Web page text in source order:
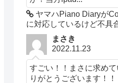
ヤマハPiano Diaryが
に対応しているけど不具
まさき
2022.11.23
すごい！！まさに求め
りがとうございます！！